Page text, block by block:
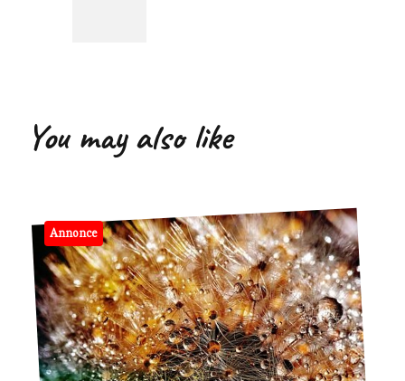
You may also like
Annonce